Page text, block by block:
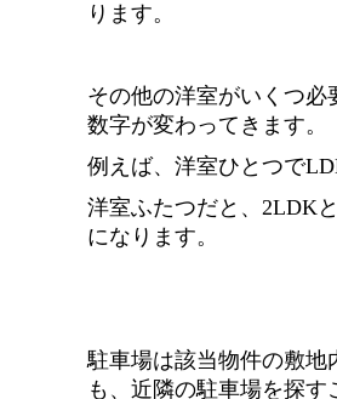
ります。
その他の洋室がいくつ必
数字が変わってきます。
例えば、洋室ひとつで
洋室ふたつだと、2LDK
になります。
駐車場は該当物件の敷地
も、近隣の駐車場を探す